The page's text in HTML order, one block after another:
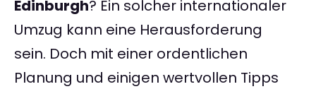
Edinburgh? Ein solcher internationaler
Umzug kann eine Herausforderung
sein. Doch mit einer ordentlichen
Planung und einigen wertvollen Tipps